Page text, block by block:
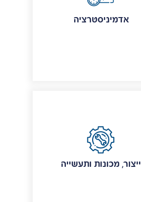
אדמיניסטרציה
ייצור, מכונות ותעשייה